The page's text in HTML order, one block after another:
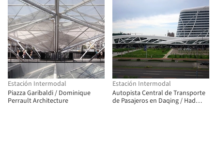
Estación Intermodal
Piazza Garibaldi / Dominique
Perrault Architecture
Estación Intermodal
Autopista Central de Transporte
de Pasajeros en Daqing / Had